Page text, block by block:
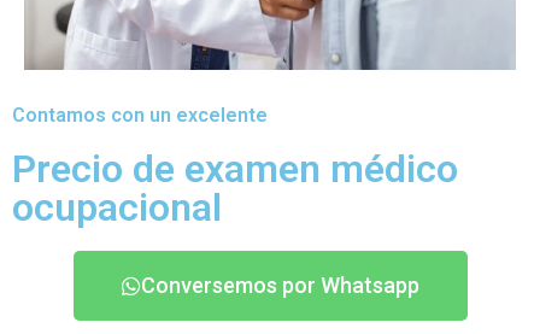
Contamos con un excelente
Precio de examen médico
ocupacional
Conversemos por Whatsapp